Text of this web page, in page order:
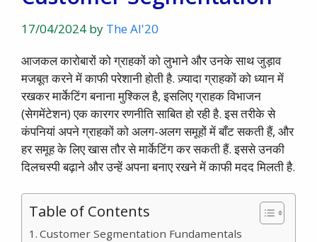
17/04/2024 by The AI'20
आजकल कारोबारों को ग्राहकों को लुभाने और उनके साथ जुड़ाव
मजबूत करने में काफी परेशानी होती है. ज़्यादा ग्राहकों को ध्यान में
रखकर मार्केटिंग बनाना मुश्किल है, इसलिए ग्राहक विभाजन
(सेगमेंटेशन) एक कारगर रणनीति साबित हो रही है. इस तरीके से
कंपनियां अपने ग्राहकों को अलग-अलग समूहों में बाँट सकती हैं, और
हर समूह के लिए खास तौर से मार्केटिंग कर सकती हैं. इससे उनकी
दिलचस्पी बढ़ाने और उन्हें अपना बनाए रखने में काफी मदद मिलती है.
Table of Contents
Customer Segmentation Fundamentals